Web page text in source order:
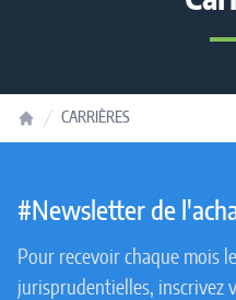
CARRIÈRES
#Newsletter de
Pour recevoir chaque mois
jurisprudentielles, inscrivez